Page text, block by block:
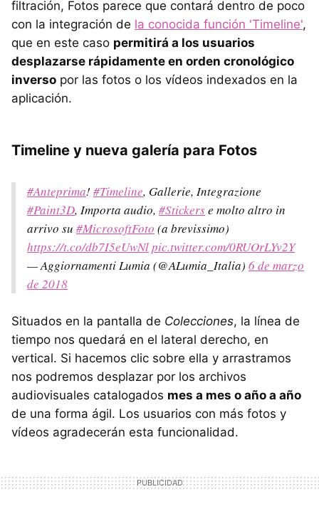
filtración, Fotos parece que contará dentro de poco
con la integración de la conocida función 'Timeline',
que en este caso permitirá a los usuarios
desplazarse rápidamente en orden cronológico
inverso por las fotos o los vídeos indexados en la
aplicación.
Timeline y nueva galería para Fotos
#Anteprima! #Timeline, Gallerie, Integrazione
#Paint3D, Importa audio, #Stickerse molto altro in
arrivo su #MicrosoftFoto (a brevissimo)
https://t.co/db7I5eUwNlpic.twitter.com/0RUOrLYv2Y
— Aggiornamenti Lumia (@ALumia_Italia) 6 de marzo
de 2018
Situados en la pantalla de Colecciones, la línea de
tiempo nos quedará en el lateral derecho, en
vertical. Si hacemos clic sobre ella y arrastramos
nos podremos desplazar por los archivos
audiovisuales catalogados mes a mes o año a año
de una forma ágil. Los usuarios con más fotos y
vídeos agradecerán esta funcionalidad.